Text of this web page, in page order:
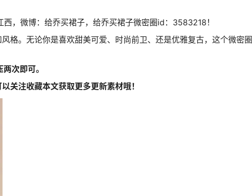
，微博：给乔买裙子，给乔买裙子微密圈id：3583218！
格。无论你是喜欢甜美可爱、时尚前卫、还是优雅复古，这个微密圈
次即可。
关注收藏本文获取更多更新素材哦！